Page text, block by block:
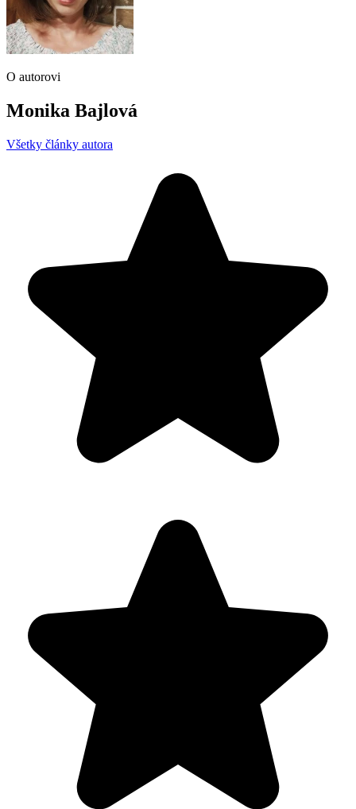
O autorovi
Monika Bajlová
Všetky články autora